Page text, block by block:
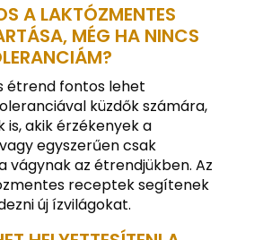
A LAKTÓZMENTES
MÉG HA NINCS
étrend fontos lehet
küzdők számára,
is, akik érzékenyek a
egyszerűen csak
vágynak az étrendjükben. Az
receptek segítenek
új ízvilágokat.